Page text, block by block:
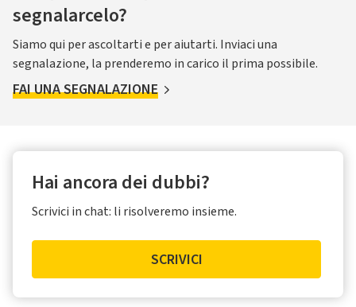
segnalarcelo?
Siamo qui per ascoltarti e per aiutarti. Inviaci una
segnalazione, la prenderemo in carico il prima possibile.
FAI UNA SEGNALAZIONE
Hai ancora dei dubbi?
Scrivici in chat: li risolveremo insieme.
SCRIVICI